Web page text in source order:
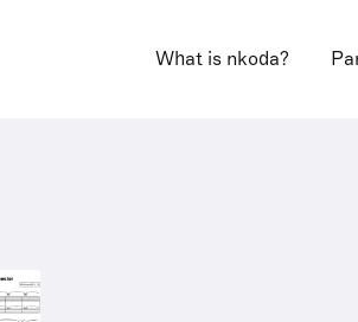
What is nkoda?